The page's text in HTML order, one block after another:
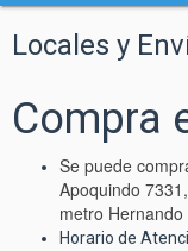
Locales y
Compra
Se puede
Apoquindo
metro
Horario de